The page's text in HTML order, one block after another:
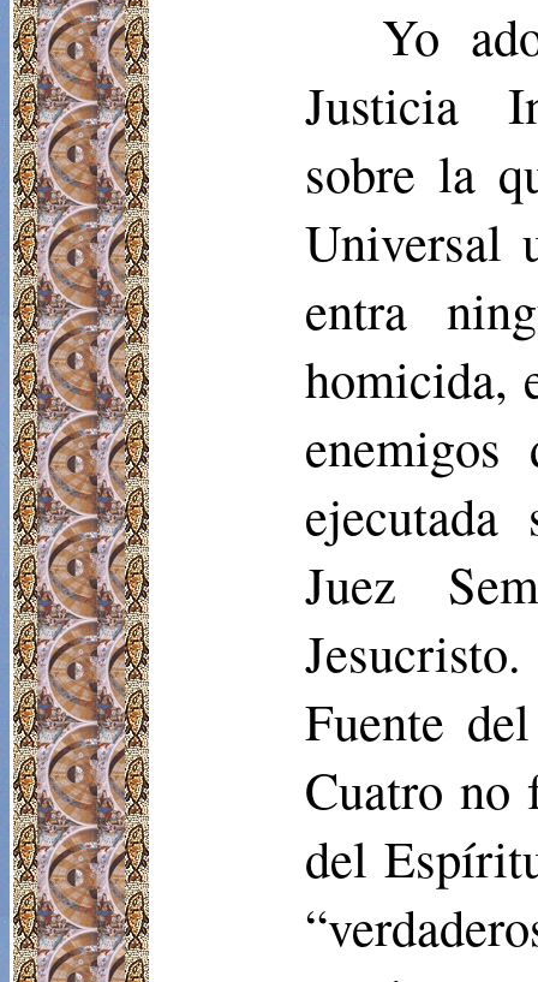
Yo
Justicia
sobre la
Universal
entra
homicida,
Juez
Fuente
Cuatro no
del